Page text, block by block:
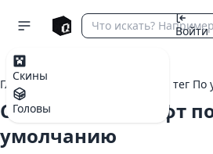
Скины
Головы
Войти
Главная тег По
Скины Майнкрафт по
умолчанию